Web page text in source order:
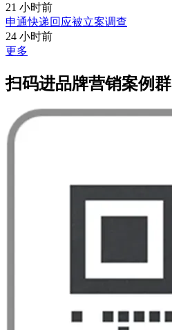
21 小时前
申通快递回应被立案调查
24 小时前
更多
扫码进品牌营销案例群